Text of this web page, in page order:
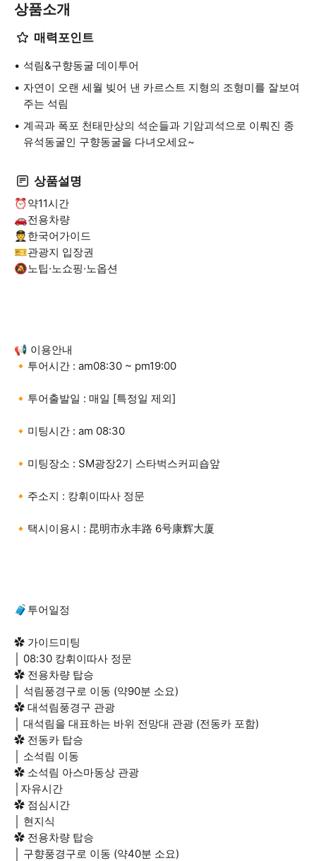
상품소개
매력포인트
석림&구향동굴 데이투어
자연이 오랜 세월 빚어 낸 카르스트 지형의 조형미를 잘보여
주는 석림
계곡과 폭포 천태만상의 석순들과 기암괴석으로 이뤄진 종
유석동굴인 구향동굴을 다녀오세요~
상품설명
⏰약11시간
🚗전용차량
🧑‍✈️한국어가이드
🎫관광지 입장권
🔕노팁·노쇼핑·노옵션
📢 이용안내
🔸투어시간 : am08:30 ~ pm19:00
🔸투어출발일 : 매일 [특정일 제외]
🔸미팅시간 : am 08:30
🔸미팅장소 : SM광장2기 스타벅스커피숍앞
🔸주소지 : 캉휘이따사 정문
🔸택시이용시 : 昆明市永丰路 6号康辉大厦
🧳투어일정
✿ 가이드미팅
│ 08:30 캉휘이따사 정문
✿ 전용차량 탑승
│ 석림풍경구로 이동 (약90분 소요)
✿ 대석림풍경구 관광
│ 대석림을 대표하는 바위 전망대 관광 (전동카 포함)
✿ 전동카 탑승
│ 소석림 이동
✿ 소석림 아스마동상 관광
│자유시간
✿ 점심시간
│ 현지식
✿ 전용차량 탑승
│ 구향풍경구로 이동 (약40분 소요)